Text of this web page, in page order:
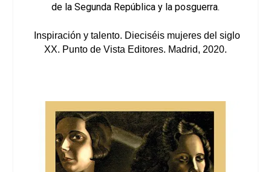
de la Segunda República y la posguerra.
Inspiración y talento. Dieciséis mujeres del siglo
XX. Punto de Vista Editores. Madrid, 2020.